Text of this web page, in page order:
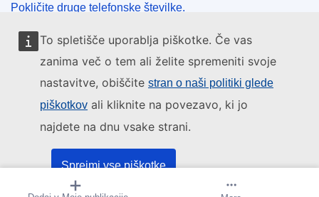
To spletišče uporablja piškotke. Če vas
zanima več o tem ali želite spremeniti svoje
nastavitve, obiščite stran o naši politiki glede
piškotkov ali kliknite na povezavo, ki jo
najdete na dnu vsake strani.
Sprejmi vse piškotke
Pokličite druge telefonske številke.
Pišite nam s kontaktnim obrazcem.
Obiščite nas v enem od centrov EU.
Iskanje po družbenih medijih EU
Institucije in organi EU